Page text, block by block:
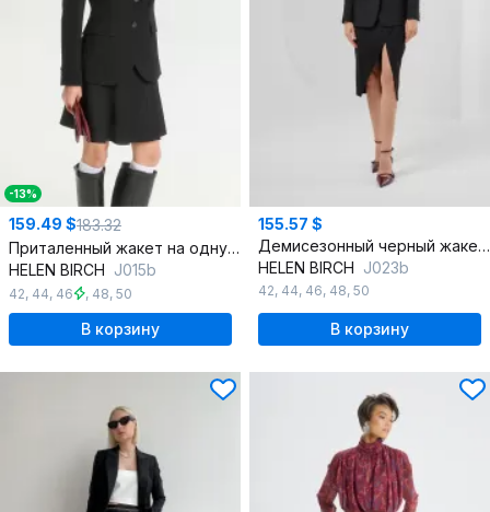
-13%
159.49 $183.32
Приталенный жакет на одну пуговицу из текстиля для делового образа
HELEN BIRCH J015b
42, 44, 46 , 48, 50
В корзину
155.57 $
Демисезонный черный жакет с рельефными швами и застежкой
HELEN BIRCH J023b
42, 44, 46, 48, 50
В корзину